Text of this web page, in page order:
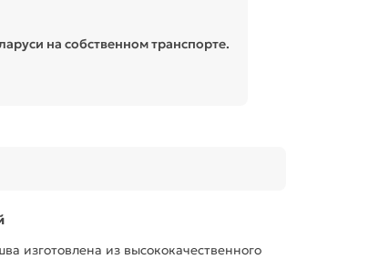
на собственном транспорте.
изготовлена из высококачественного